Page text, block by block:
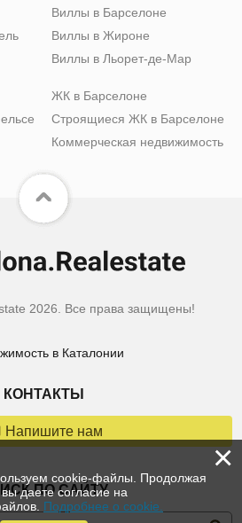
Виллы в Барселоне
Виллы в Жироне
Виллы в Льорет-де-Мар
ЖК в Барселоне
Строящиеся ЖК в Барселоне
Коммерческая недвижимость
2026. Все права защищены!
в Каталонии
КОНТАКТЫ
Напишите нам
ПО САЙТУ
×
cookie-файлы. Продолжая
даете согласие на
Подробнее о cookie.